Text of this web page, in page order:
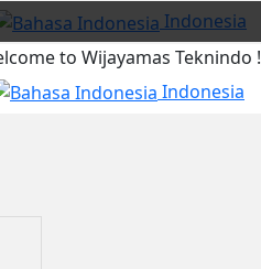
Indonesia
to Wijayamas Teknindo !
Indonesia